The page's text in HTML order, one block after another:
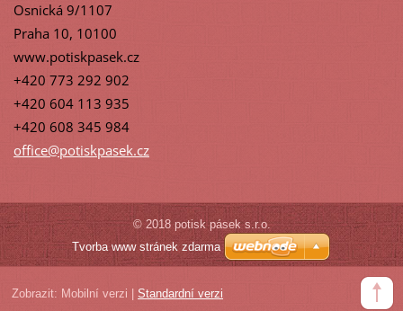
Osnická 9/1107
Praha 10, 10100
www.potiskpasek.cz
+420 773 292 902
+420 604 113 935
+420 608 345 984
office@potiskpasek.cz
© 2018 potisk pásek s.r.o.
Tvorba www stránek zdarma
Zobrazit: Mobilní verzi Standardní verzi